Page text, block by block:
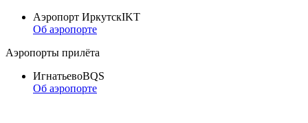
Аэропорт ИркутскIKT
Об аэропорте
Аэропорты прилёта
ИгнатьевоBQS
Об аэропорте